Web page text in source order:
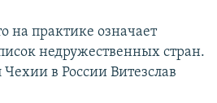
на практике означает
недружественных стран.
Чехии в России Витезслав